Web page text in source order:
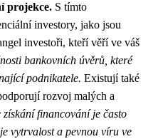
projekce. S tímto
investory, jako jsou
investoři, kteří věří ve váš
bankovních úvěrů, které
podnikatele. Existují také
rozvoj malých a
získání financování je často
vytrvalost a pevnou víru ve